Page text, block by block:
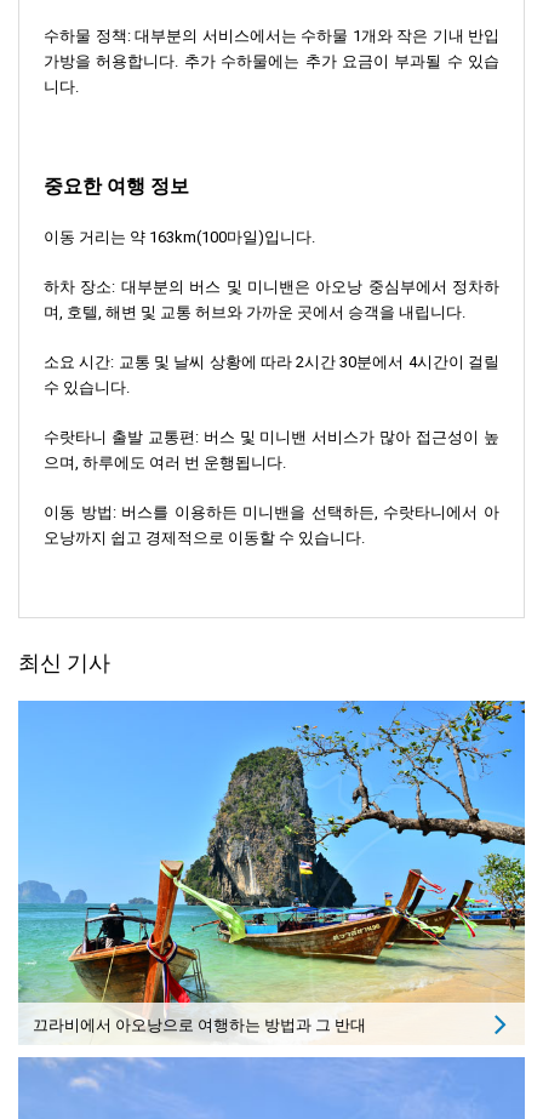
수하물 정책: 대부분의 서비스에서는 수하물 1개와 작은 기내 반입
가방을 허용합니다. 추가 수하물에는 추가 요금이 부과될 수 있습
니다.
중요한 여행 정보
이동 거리는 약 163km(100마일)입니다.
하차 장소: 대부분의 버스 및 미니밴은 아오낭 중심부에서 정차하
며, 호텔, 해변 및 교통 허브와 가까운 곳에서 승객을 내립니다.
소요 시간: 교통 및 날씨 상황에 따라 2시간 30분에서 4시간이 걸릴
수 있습니다.
수랏타니 출발 교통편: 버스 및 미니밴 서비스가 많아 접근성이 높
으며, 하루에도 여러 번 운행됩니다.
이동 방법: 버스를 이용하든 미니밴을 선택하든, 수랏타니에서 아
오낭까지 쉽고 경제적으로 이동할 수 있습니다.
최신 기사
끄라비에서 아오낭으로 여행하는 방법과 그 반대